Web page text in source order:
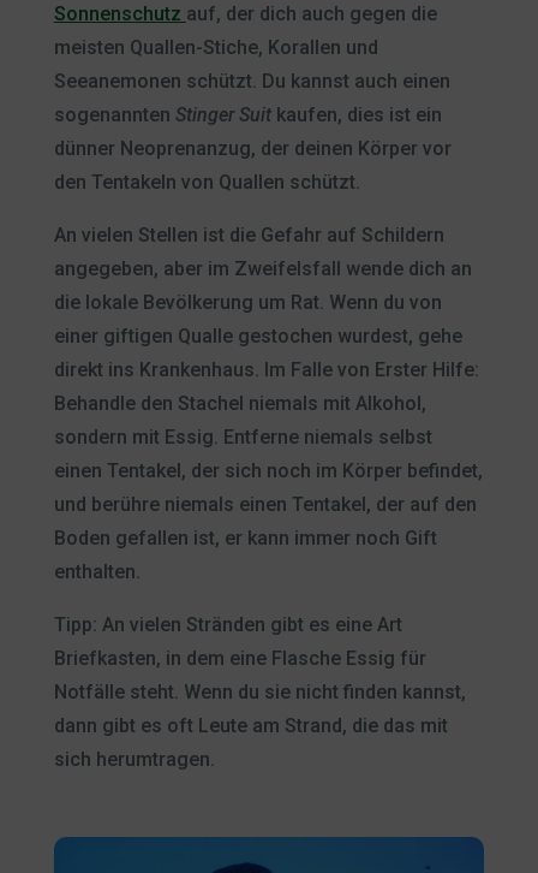
Sonnenschutz auf, der dich auch gegen die
meisten Quallen-Stiche, Korallen und
Seeanemonen schützt. Du kannst auch einen
sogenannten Stinger Suitkaufen, dies ist ein
dünner Neoprenanzug, der deinen Körper vor
den Tentakeln von Quallen schützt.
An vielen Stellen ist die Gefahr auf Schildern
angegeben, aber im Zweifelsfall wende dich an
die lokale Bevölkerung um Rat. Wenn du von
einer giftigen Qualle gestochen wurdest, gehe
direkt ins Krankenhaus. Im Falle von Erster Hilfe:
Behandle den Stachel niemals mit Alkohol,
sondern mit Essig. Entferne niemals selbst
einen Tentakel, der sich noch im Körper befindet,
und berühre niemals einen Tentakel, der auf den
Boden gefallen ist, er kann immer noch Gift
enthalten.
Tipp: An vielen Stränden gibt es eine Art
Briefkasten, in dem eine Flasche Essig für
Notfälle steht. Wenn du sie nicht finden kannst,
dann gibt es oft Leute am Strand, die das mit
sich herumtragen.